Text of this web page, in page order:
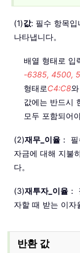
(1)값: 필수 항목입
나타냅니다。
배열 형태로 입
-6385, 4500,
형태로C4:C8
값에는 반드시
모두 포함되어
(2)재무_이율 ：
자금에 대해 지불
다。
(3)재투자_이율
자할 때 받는 이자
반환 값